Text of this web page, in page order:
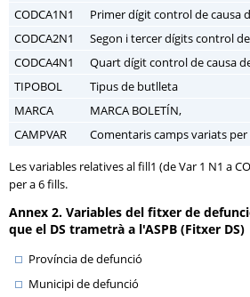
CODCA1N1
Primer dígit control de causa
CODCA2N1
Segon i tercer dígits control
CODCA4N1
Quart dígit control de causa
TIPOBOL
Tipus de butlleta
MARCA
MARCA BOLETÍN,
CAMPVAR
Comentaris camps variats
Les variables relatives al fill1 (de Var 1 N1 a
per a 6 fills.
Annex 2. Variables del fitxer de
que el DS trametrà a l'ASPB (Fitxer DS)
Província de defunció
Municipi de defunció